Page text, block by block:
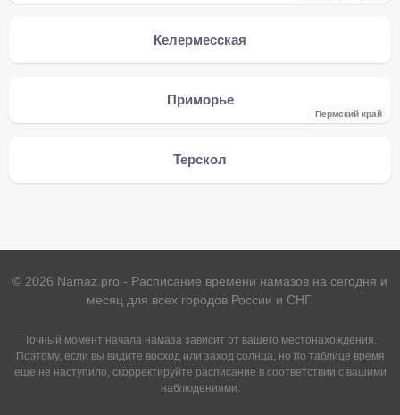
Келермесская
Приморье
Пермский край
Терскол
© 2026 Namaz.pro - Расписание времени намазов на сегодня и
месяц для всех городов России и СНГ.
Точный момент начала намаза зависит от вашего местонахождения.
Поэтому, если вы видите восход или заход солнца, но по таблице время
еще не наступило, скорректируйте расписание в соответствии с вашими
наблюдениями.